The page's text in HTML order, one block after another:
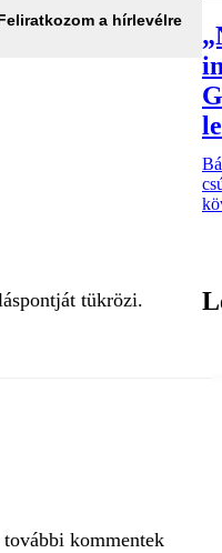
a hírlevélre
tükrözi.
további kommentek